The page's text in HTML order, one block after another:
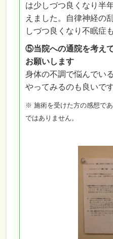
は少しづつ良くなり半
えました。自律神経の
しづつ良くなり不眠症
⑤当院への通院を考え
お願いします
身体の不調で悩んでい
やってみるのも良いで
※ 施術を受けた方の感想で
ではありません。